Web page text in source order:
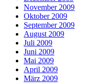
November 2009
Oktober 2009
September 2009
August 2009
Juli 2009
Juni 2009
Mai 2009
April 2009
März 2009